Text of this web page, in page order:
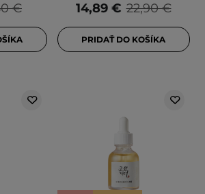
€ 22,90 €
14,89 €
PRIDAŤ DO KOŠÍKA